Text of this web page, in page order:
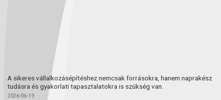
A sikeres vállalkozásépítéshez nemcsak forrásokra, hanem naprakész
tudásra és gyakorlati tapasztalatokra is szükség van.
2026-06-19